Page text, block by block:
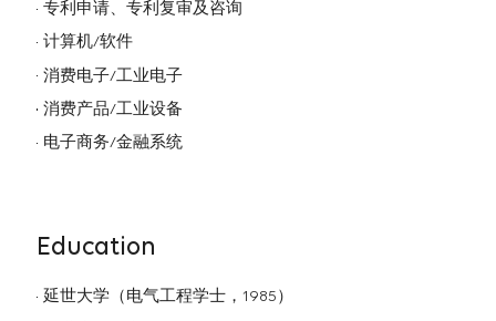
专利申请、专利复审及咨询
计算机/软件
消费电子/工业电子
消费产品/工业设备
电子商务/金融系统
Education
延世大学（电气工程学士，1985）